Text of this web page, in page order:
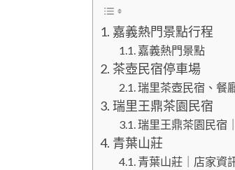
嘉義熱門景點行程
嘉義熱門景點
茶壺民宿停車場
瑞里茶壺民宿、餐
瑞里王鼎茶園民宿
瑞里王鼎茶園民宿
青葉山莊
青葉山莊｜店家資